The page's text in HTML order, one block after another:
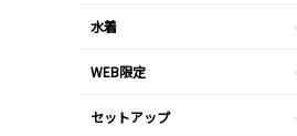
水着
WEB限定
セットアップ